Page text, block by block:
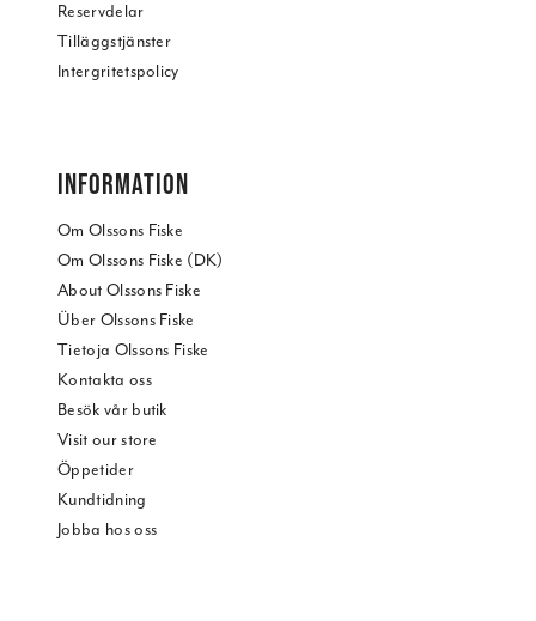
Reservdelar
Tilläggstjänster
Intergritetspolicy
INFORMATION
Om Olssons Fiske
Om Olssons Fiske (DK)
About Olssons Fiske
Über Olssons Fiske
Tietoja Olssons Fiske
Kontakta oss
Besök vår butik
Visit our store
Öppetider
Kundtidning
Jobba hos oss